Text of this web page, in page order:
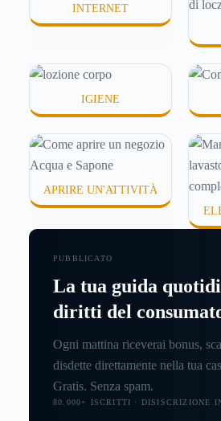
INTERNET
IGIENE
APRIRE UN'ATTIVITÀ
PUBBLICATO
La tua guida
diritti del
Ogni mattina riceverai bonus,
disdette direttamente nella tua
Gratis. Senza spam.
80.000+ ISCRITTI · DISISCRIZIONE